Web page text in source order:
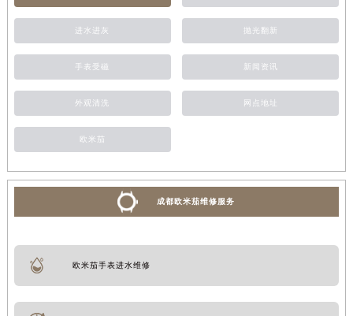
进水进灰 抛光翻新
手表受磁 新闻资讯
外观清洗 网点地址
欧米茄
成都欧米茄维修服务
欧米茄手表进水维修